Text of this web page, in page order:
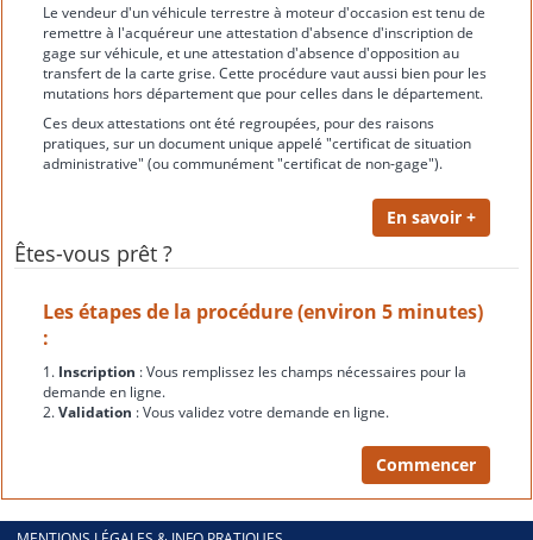
Le vendeur d'un véhicule terrestre à moteur d'occasion est tenu de
remettre à l'acquéreur une attestation d'absence d'inscription de
gage sur véhicule, et une attestation d'absence d'opposition au
transfert de la carte grise. Cette procédure vaut aussi bien pour les
mutations hors département que pour celles dans le département.
Ces deux attestations ont été regroupées, pour des raisons
pratiques, sur un document unique appelé "certificat de situation
administrative" (ou communément "certificat de non-gage").
Êtes-vous prêt ?
Les étapes de la procédure (environ 5 minutes)
:
1. Inscription : Vous remplissez les champs nécessaires pour la
demande en ligne.
2.Validation : Vous validez votre demande en ligne.